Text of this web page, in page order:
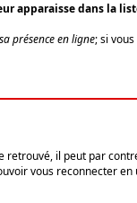
apparaisse dans la
présence en ligne; si
retrouvé, il peut par
vous reconnecter